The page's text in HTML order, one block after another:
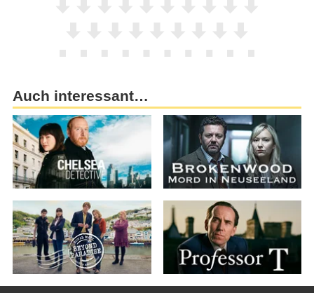
Auch interessant…